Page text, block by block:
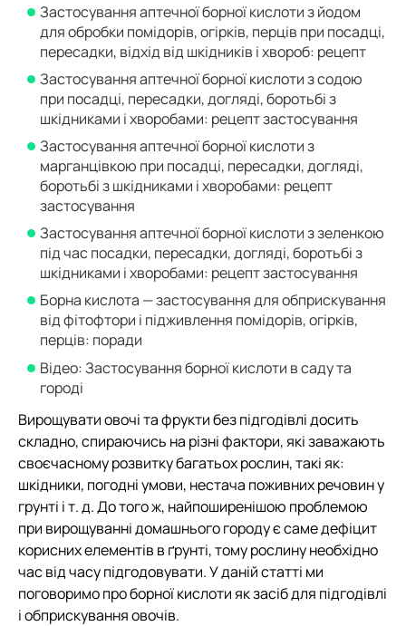
Застосування аптечної борної кислоти з йодом
для обробки помідорів, огірків, перців при посадці,
пересадки, відхід від шкідників і хвороб: рецепт
Застосування аптечної борної кислоти з содою
при посадці, пересадки, догляді, боротьбі з
шкідниками і хворобами: рецепт застосування
Застосування аптечної борної кислоти з
марганцівкою при посадці, пересадки, догляді,
боротьбі з шкідниками і хворобами: рецепт
застосування
Застосування аптечної борної кислоти з зеленкою
під час посадки, пересадки, догляді, боротьбі з
шкідниками і хворобами: рецепт застосування
Борна кислота — застосування для обприскування
від фітофтори і підживлення помідорів, огірків,
перців: поради
Відео: Застосування борної кислоти в саду та
городі
Вирощувати овочі та фрукти без підгодівлі досить
складно, спираючись на різні фактори, які заважають
своєчасному розвитку багатьох рослин, такі як:
шкідники, погодні умови, нестача поживних речовин у
грунті і т. д. До того ж, найпоширенішою проблемою
при вирощуванні домашнього городу є саме дефіцит
корисних елементів в ґрунті, тому рослину необхідно
час від часу підгодовувати. У даній статті ми
поговоримо про борної кислоти як засіб для підгодівлі
і обприскування овочів.